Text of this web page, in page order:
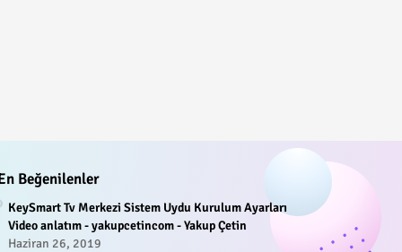
Beğenilenler
KeySmart Tv Merkezi Sistem Uydu Kurulum Ayarları
Video anlatım - yakupcetincom - Yakup Çetin
Haziran 26, 2019